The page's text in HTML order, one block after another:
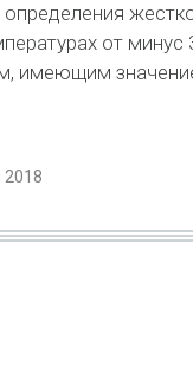
от
имеющим
2018